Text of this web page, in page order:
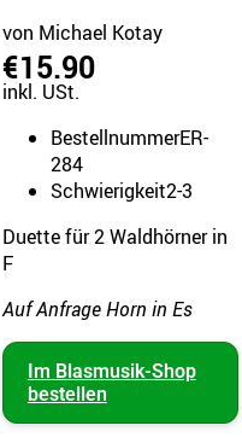
von Michael Kotay
€15.90
inkl. USt.
BestellnummerER-
284
Schwierigkeit2-3
Duette für 2 Waldhörner in
F
Auf Anfrage Horn in Es
Im Blasmusik-Shop
bestellen